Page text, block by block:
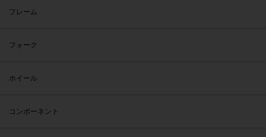
フレーム
フォーク
ホイール
コンポーネント